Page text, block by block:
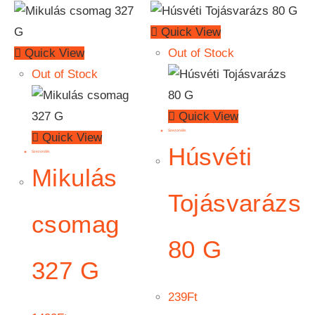
Quick View
Out of Stock
Quick View
Szezonális
Mikulás
csomag
327 G
Quick View
Out of Stock
Quick View
Szezonális
Húsvéti
Tojásvarázs
80 G
239Ft